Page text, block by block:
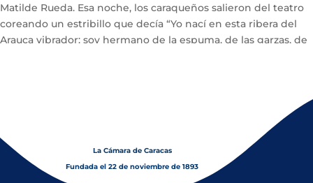
Matilde Rueda. Esa noche, los caraqueños salieron del teatro
coreando un estribillo que decía “Yo nací en esta ribera del
Arauca vibrador; soy hermano de la espuma, de las garzas, de
La Cámara de Caracas
Fundada el 22 de noviembre de 1893